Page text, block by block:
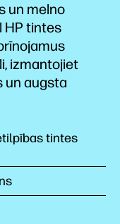
un melno
HP tintes
izmantojiet
un augsta
tintes